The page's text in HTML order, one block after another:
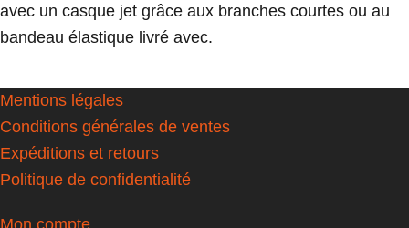
avec un casque jet grâce aux branches courtes ou au
bandeau élastique livré avec.
Mentions légales
Conditions générales de ventes
Expéditions et retours
Politique de confidentialité
Mon compte